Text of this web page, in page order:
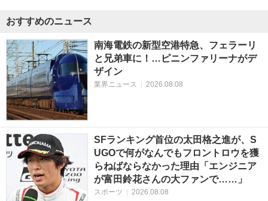
おすすめのニュース
南海電鉄の新型空港特急、フェラーリ
と兄弟車に！…ピニンファリーナがデ
ザイン
業界ニュース 2026.08.08
SFランキング首位の太田格之進が、S
UGOで何がなんでもフロントロウを獲
らねばならなかった理由「エンジニア
が富田鈴花さんの大ファンで……」
スポーツ 2026.08.08